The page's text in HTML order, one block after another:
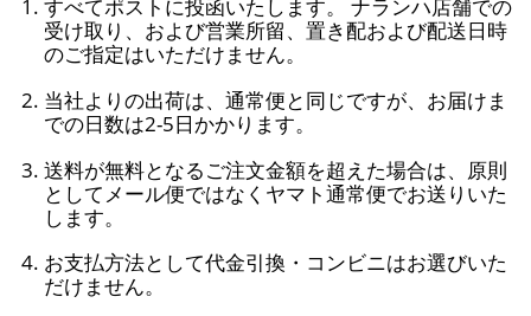
すべてポストに投函いたします。 ナランハ店舗での
受け取り、および営業所留、置き配および配送日時
のご指定はいただけません。
当社よりの出荷は、通常便と同じですが、お届けま
での日数は2-5日かかります。
送料が無料となるご注文金額を超えた場合は、原則
としてメール便ではなくヤマト通常便でお送りいた
します。
お支払方法として代金引換・コンビニはお選びいた
だけません。